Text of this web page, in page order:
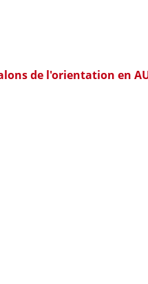
de l'orientation en